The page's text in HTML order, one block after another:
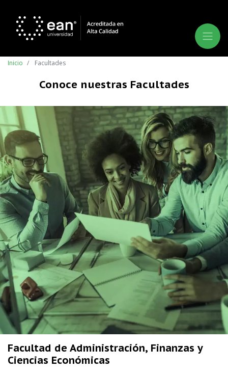
Inicio Facultades
Conoce nuestras Facultades
Facultad de Administración, Finanzas y
Ciencias Económicas